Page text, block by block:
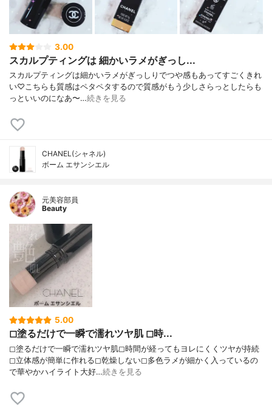
3.00
スカルプティングは 細かいラメがぎっし...
スカルプティングは細かいラメがぎっしりでつや感もあってすごくきれ
い♡こちらも質感はペタペタするので質感がもう少しさらっとしたらも
っといいのになあ〜…続きを見る
CHANEL(シャネル)
ボーム エサンシエル
元美容部員
Beauty
5.00
◻︎塗るだけで一瞬で濡れツヤ肌 ◻︎時...
◻︎塗るだけで一瞬で濡れツヤ肌◻︎時間が経ってもヨレにくくツヤが持続
◻︎立体感が簡単に作れる◻︎乾燥しない◻︎多色ラメが細かく入っているの
で華やかハイライト大好…続きを見る